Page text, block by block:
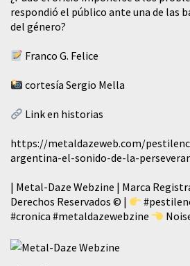
respondió el público ante una de las
del género?
Franco G. Felice
cortesía Sergio Mella
Link en historias
https://metaldazeweb.com/
argentina-el-sonido-de-la-
| Metal-Daze Webzine | Marca
Derechos Reservados © |
#cronica #metaldazewebzine